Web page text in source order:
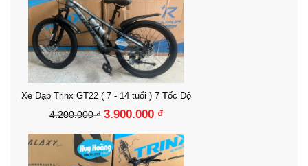
Xe Đạp Trinx GT22 ( 7 - 14 tuổi ) 7 Tốc Độ
4.200.000 ₫ 3.900.000 ₫